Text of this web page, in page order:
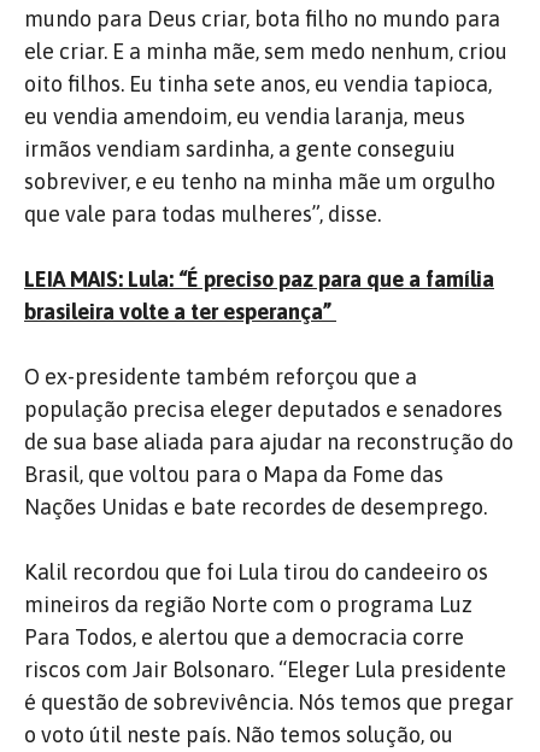
mundo para Deus criar, bota filho no mundo para
ele criar. E a minha mãe, sem medo nenhum, criou
oito filhos. Eu tinha sete anos, eu vendia tapioca,
eu vendia amendoim, eu vendia laranja, meus
irmãos vendiam sardinha, a gente conseguiu
sobreviver, e eu tenho na minha mãe um orgulho
que vale para todas mulheres”, disse.
LEIA MAIS: Lula: “É preciso paz para que a família
brasileira volte a ter esperança”
O ex-presidente também reforçou que a
população precisa eleger deputados e senadores
de sua base aliada para ajudar na reconstrução do
Brasil, que voltou para o Mapa da Fome das
Nações Unidas e bate recordes de desemprego.
Kalil recordou que foi Lula tirou do candeeiro os
mineiros da região Norte com o programa Luz
Para Todos, e alertou que a democracia corre
riscos com Jair Bolsonaro. “Eleger Lula presidente
é questão de sobrevivência. Nós temos que pregar
o voto útil neste país. Não temos solução, ou